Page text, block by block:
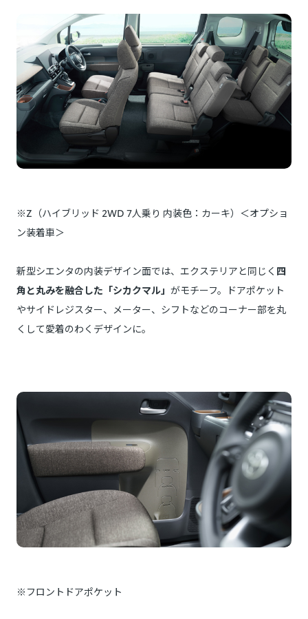
※Z（ハイブリッド 2WD 7人乗り 内装色：カーキ）＜オプショ
ン装着車＞
新型シエンタの内装デザイン面では、エクステリアと同じく 四
角と丸みを融合した「シカクマル」 がモチーフ。ドアポケット
やサイドレジスター、メーター、シフトなどのコーナー部を丸
くして愛着のわくデザインに。
※フロントドアポケット